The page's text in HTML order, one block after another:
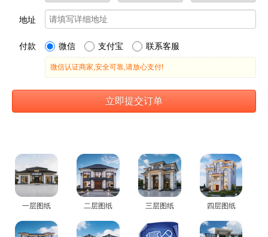
一层图纸 二层图纸 三层图纸 四层图纸